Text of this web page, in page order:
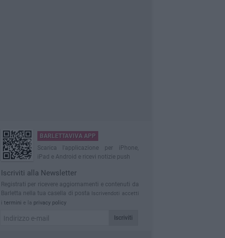
BARLETTAVIVA APP
Scarica l'applicazione per iPhone,
iPad e Android e ricevi notizie push
Iscriviti alla Newsletter
Registrati per ricevere aggiornamenti e contenuti da
Barletta nella tua casella di posta Iscrivendoti accetti
i termini e la privacy policy
Iscriviti